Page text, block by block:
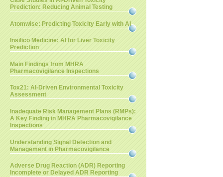
Prediction: Reducing Animal Testing
Atomwise: Predicting Toxicity Early with AI
Insilico Medicine: AI for Liver Toxicity
Prediction
Main Findings from MHRA
Pharmacovigilance Inspections
Tox21: AI-Driven Environmental Toxicity
Assessment
Inadequate Risk Management Plans (RMPs):
A Key Finding in MHRA Pharmacovigilance
Inspections
Understanding Signal Detection and
Management in Pharmacovigilance
Adverse Drug Reaction (ADR) Reporting
Incomplete or Delayed ADR Reporting